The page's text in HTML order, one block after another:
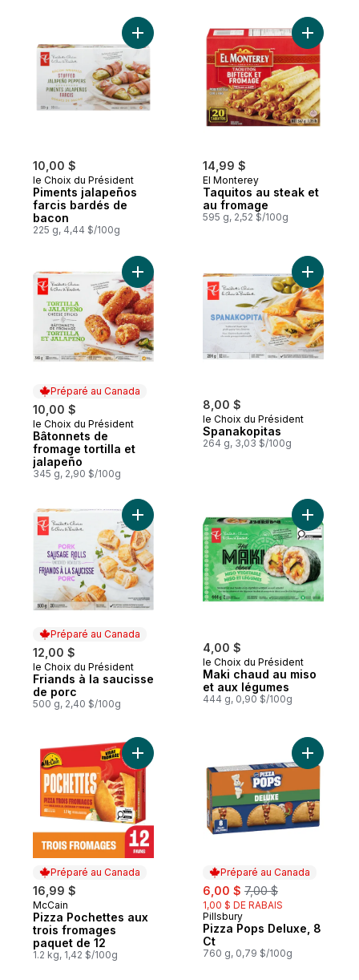
10,00 $
le Choix du Président
Piments jalapeños
farcis bardés de
bacon
225 g, 4,44 $/100g
Ajouter Piments jalapeños farcis bardés
14,99 $
El Monterey
Taquitos au steak et
au fromage
595 g, 2,52 $/100g
Ajouter
Préparé au Canada
10,00 $
Préparé au Canada
le Choix du Président
Bâtonnets de
fromage tortilla et
jalapeño
345 g, 2,90 $/100g
Ajouter Bâtonnets de fromage tortilla et
8,00 $
le Choix du Président
Spanakopitas
264 g, 3,03 $/100g
Ajouter
Préparé au Canada
12,00 $
Préparé au Canada
le Choix du Président
Friands à la saucisse
de porc
500 g, 2,40 $/100g
Ajouter Friands à la saucisse de porc au
4,00 $
le Choix du Président
Maki chaud au miso
et aux légumes
444 g, 0,90 $/100g
Ajouter
Préparé au Canada
16,99 $
Préparé au Canada
McCain
Pizza Pochettes aux
trois fromages
paquet de 12
1.2 kg, 1,42 $/100g
Ajouter Pizza Pochettes aux trois
Préparé au Canada
sale:
6,00 $ , formerly:
7,00 $
1,00 $ DE RABAIS
Préparé au Canada
Pillsbury
Pizza Pops Deluxe, 8
Ct
760 g, 0,79 $/100g
Ajouter